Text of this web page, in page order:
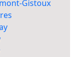
Gistoux